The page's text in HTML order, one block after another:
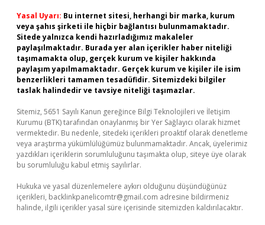
Yasal Uyarı: Bu internet sitesi, herhangi bir marka, kurum
veya şahıs şirketi ile hiçbir bağlantısı bulunmamaktadır.
Sitede yalnızca kendi hazırladığımız makaleler
paylaşılmaktadır. Burada yer alan içerikler haber niteliği
taşımamakta olup, gerçek kurum ve kişiler hakkında
paylaşım yapılmamaktadır. Gerçek kurum ve kişiler ile isim
benzerlikleri tamamen tesadüfidir. Sitemizdeki bilgiler
taslak halindedir ve tavsiye niteliği taşımazlar.
Sitemiz, 5651 Sayılı Kanun gereğince Bilgi Teknolojileri ve İletişim
Kurumu (BTK) tarafından onaylanmış bir Yer Sağlayıcı olarak hizmet
vermektedir. Bu nedenle, sitedeki içerikleri proaktif olarak denetleme
veya araştırma yükümlülüğümüz bulunmamaktadır. Ancak, üyelerimiz
yazdıkları içeriklerin sorumluluğunu taşımakta olup, siteye üye olarak
bu sorumluluğu kabul etmiş sayılırlar.
Hukuka ve yasal düzenlemelere aykırı olduğunu düşündüğünüz
içerikleri, backlinkpanelicomtr@gmail.com adresine bildirmeniz
halinde, ilgili içerikler yasal süre içerisinde sitemizden kaldırılacaktır.